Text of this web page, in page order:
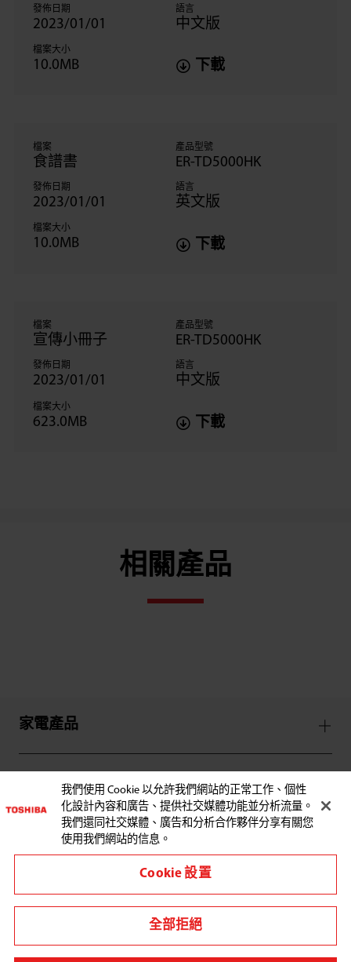
發佈日期
2023/01/01
語言
中文版
檔案大小
10.0MB 下載
檔案
食譜書
產品型號
ER-TD5000HK
發佈日期
2023/01/01
語言
英文版
檔案大小
10.0MB 下載
檔案
宣傳小冊子
產品型號
ER-TD5000HK
發佈日期
2023/01/01
語言
中文版
檔案大小
623.0MB 下載
相關產品
家電產品
服務支援
與東芝聯繫:
我們使用 Cookie 以允許我們網站的正常工作、個性
化設計內容和廣告、提供社交媒體功能並分析流量。
我們還同社交媒體、廣告和分析合作夥伴分享有關您
使用我們網站的信息。
Cookie 設置
全部拒絕